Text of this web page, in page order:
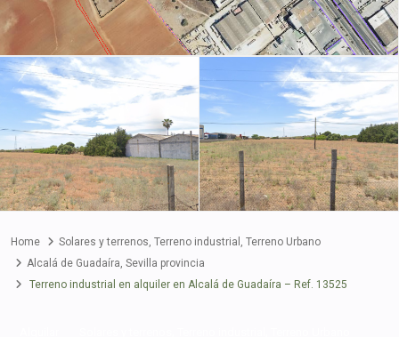
Home Solares y terrenos, Terreno industrial , Terreno Urbano
Alcalá de Guadaíra, Sevilla provincia
Terreno industrial en alquiler en Alcalá de Guadaíra – Ref. 13525